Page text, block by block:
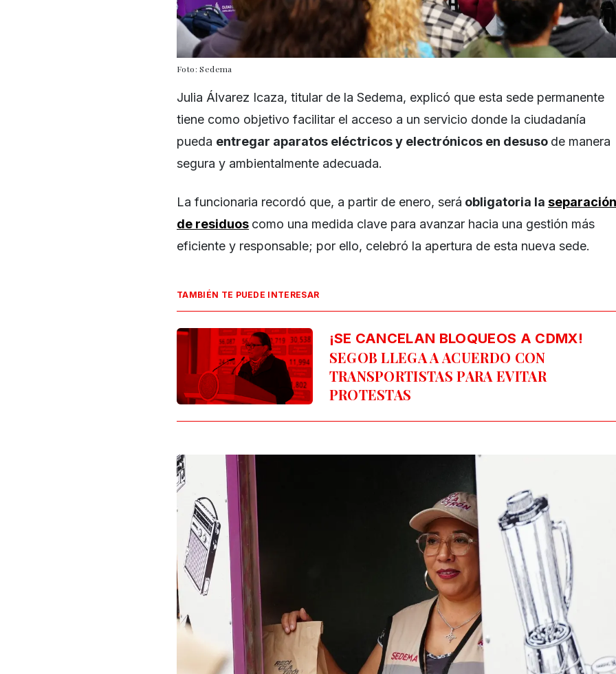
Foto: Sedema
Julia Álvarez Icaza, titular de la Sedema, explicó que esta sede permanente
tiene como objetivo facilitar el acceso a un servicio donde la ciudadanía
pueda entregar aparatos eléctricos y electrónicos en desuso de manera
segura y ambientalmente adecuada.
La funcionaria recordó que, a partir de enero, será obligatoria la separación
de residuos como una medida clave para avanzar hacia una gestión más
eficiente y responsable; por ello, celebró la apertura de esta nueva sede.
TAMBIÉN TE PUEDE INTERESAR
¡SE CANCELAN BLOQUEOS A CDMX!
SEGOB LLEGA A ACUERDO CON
TRANSPORTISTAS PARA EVITAR
PROTESTAS